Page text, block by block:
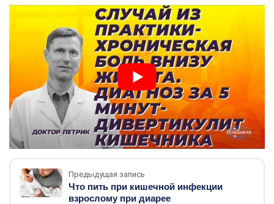
Предыдущая запись
Что пить при кишечной инфекции
взрослому при диарее